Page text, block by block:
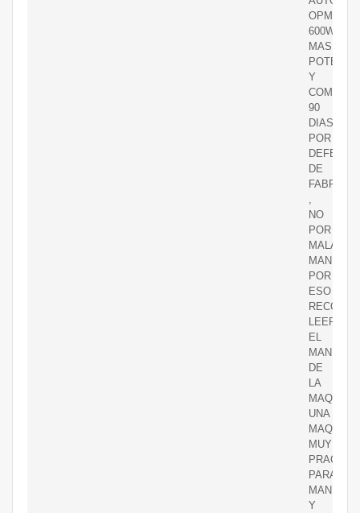
OPM
600W
MAS
Y
90
DIAS
POR
DEFECTO
DE
FABRICA
NO
POR
MALA
POR
ESO
LEER
EL
MANUAL
DE
LA
UNA
MAQUINA
MUY
PRACTICA
PARA
MANEJAR
Y